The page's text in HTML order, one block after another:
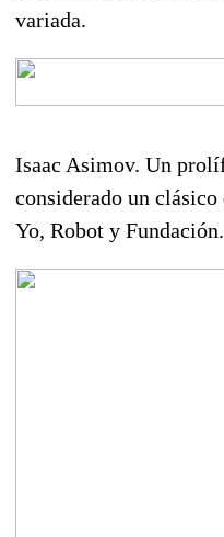
variada.
Isaac Asimov. Un
considerado un
Yo, Robot y Fundación.